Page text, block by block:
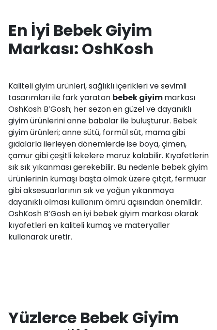
En İyi Bebek Giyim
Markası: OshKosh
Kaliteli giyim ürünleri, sağlıklı içerikleri ve sevimli
tasarımları ile fark yaratan bebek giyimmarkası
OshKosh B’Gosh; her sezon en güzel ve dayanıklı
giyim ürünlerini anne babalar ile buluşturur. Bebek
giyim ürünleri; anne sütü, formül süt, mama gibi
gıdalarla ilerleyen dönemlerde ise boya, çimen,
çamur gibi çeşitli lekelere maruz kalabilir. Kıyafetlerin
sık sık yıkanması gerekebilir. Bu nedenle bebek giyim
ürünlerinin kumaşı başta olmak üzere çıtçıt, fermuar
gibi aksesuarlarının sık ve yoğun yıkanmaya
dayanıklı olması kullanım ömrü açısından önemlidir.
OshKosh B’Gosh en iyi bebek giyim markası olarak
kıyafetleri en kaliteli kumaş ve materyaller
kullanarak üretir.
Yüzlerce Bebek Giyim